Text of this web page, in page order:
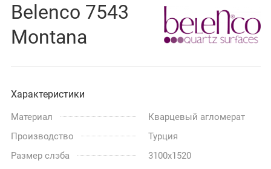
Belenco 7543
Montana
Характеристики
Материал
Кварцевый агломерат
Производство
Турция
Размер слэба
3100x1520